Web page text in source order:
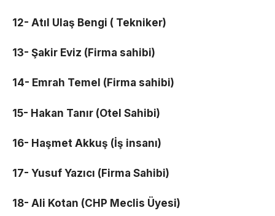
12- Atıl Ulaş Bengi ( Tekniker)
13- Şakir Eviz (Firma sahibi)
14- Emrah Temel (Firma sahibi)
15- Hakan Tanır (Otel Sahibi)
16- Haşmet Akkuş (İş insanı)
17- Yusuf Yazıcı (Firma Sahibi)
18- Ali Kotan (CHP Meclis Üyesi)